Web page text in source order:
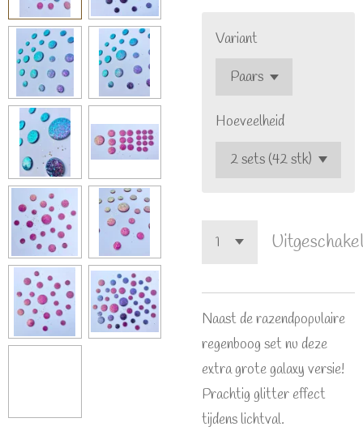
Variant
Hoeveelheid
Naast de razendpopulaire
regenboog set nu deze
extra grote galaxy versie!
Prachtig glitter effect
tijdens lichtval.